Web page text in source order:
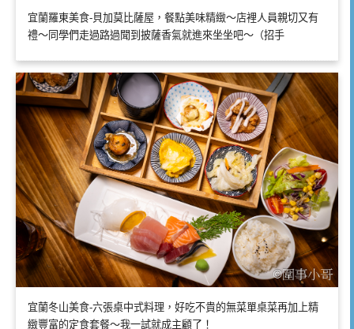
宜蘭羅東美食-貝加莫比薩屋，餐點美味精緻～店裡人員親切又有
禮～同學們走過路過聞到披薩香氣就進來坐坐吧～（招手
宜蘭冬山美食-六張桌中式料理，好吃不貴的無菜單桌菜再加上精
緻豐富的定食套餐～我一試就成主顧了！